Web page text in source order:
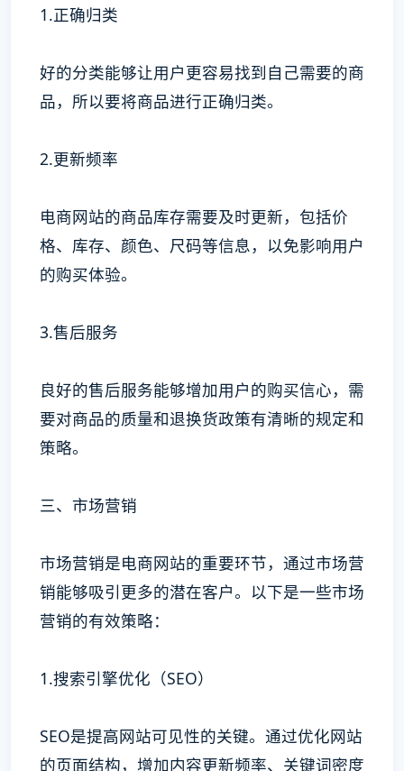
1.正确归类
好的分类能够让用户更容易找到自己需要的商
品，所以要将商品进行正确归类。
2.更新频率
电商网站的商品库存需要及时更新，包括价
格、库存、颜色、尺码等信息，以免影响用户
的购买体验。
3.售后服务
良好的售后服务能够增加用户的购买信心，需
要对商品的质量和退换货政策有清晰的规定和
策略。
三、市场营销
市场营销是电商网站的重要环节，通过市场营
销能够吸引更多的潜在客户。以下是一些市场
营销的有效策略：
1.搜索引擎优化（SEO）
SEO是提高网站可见性的关键。通过优化网站
的页面结构，增加内容更新频率、关键词密度